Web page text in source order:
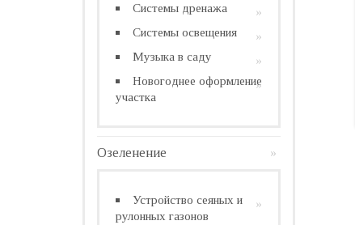
Системы дренажа
Системы освещения
Музыка в саду
Новогоднее оформление
участка
Озеленение
Устройство сеяных и
рулонных газонов